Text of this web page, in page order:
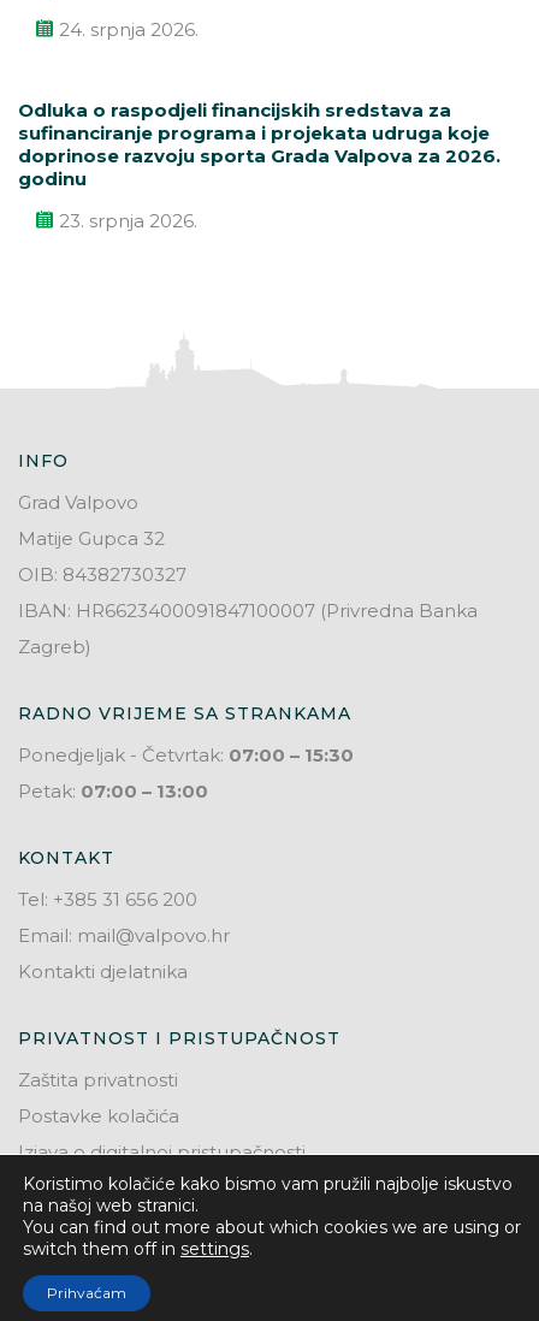
24. srpnja 2026.
Odluka o raspodjeli financijskih sredstava za
sufinanciranje programa i projekata udruga koje
doprinose razvoju sporta Grada Valpova za 2026.
godinu
23. srpnja 2026.
INFO
Grad Valpovo
Matije Gupca 32
OIB: 84382730327
IBAN: HR6623400091847100007 (Privredna Banka
Zagreb)
RADNO VRIJEME SA STRANKAMA
Ponedjeljak - Četvrtak: 07:00 – 15:30
Petak: 07:00 – 13:00
KONTAKT
Tel: +385 31 656 200
Email: mail@valpovo.hr
Kontakti djelatnika
PRIVATNOST I PRISTUPAČNOST
Zaštita privatnosti
Postavke kolačića
Izjava o digitalnoj pristupačnosti
Koristimo kolačiće kako bismo vam pružili najbolje iskustvo
na našoj web stranici.
You can find out more about which cookies we are using or
switch them off in settings.
Prihvaćam